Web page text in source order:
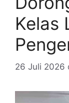
Kelas
26 Juli 2026